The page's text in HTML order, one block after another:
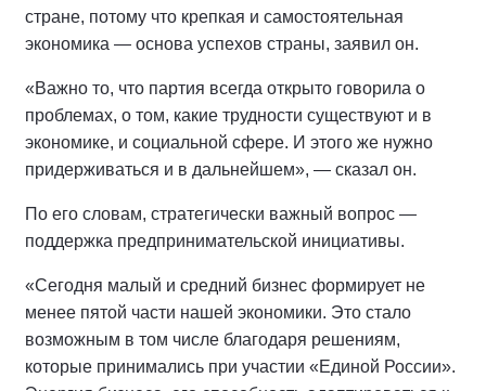
стране, потому что крепкая и самостоятельная
экономика — основа успехов страны, заявил он.
«Важно то, что партия всегда открыто говорила о
проблемах, о том, какие трудности существуют и в
экономике, и социальной сфере. И этого же нужно
придерживаться и в дальнейшем», — сказал он.
По его словам, стратегически важный вопрос —
поддержка предпринимательской инициативы.
«Сегодня малый и средний бизнес формирует не
менее пятой части нашей экономики. Это стало
возможным в том числе благодаря решениям,
которые принимались при участии «Единой России».